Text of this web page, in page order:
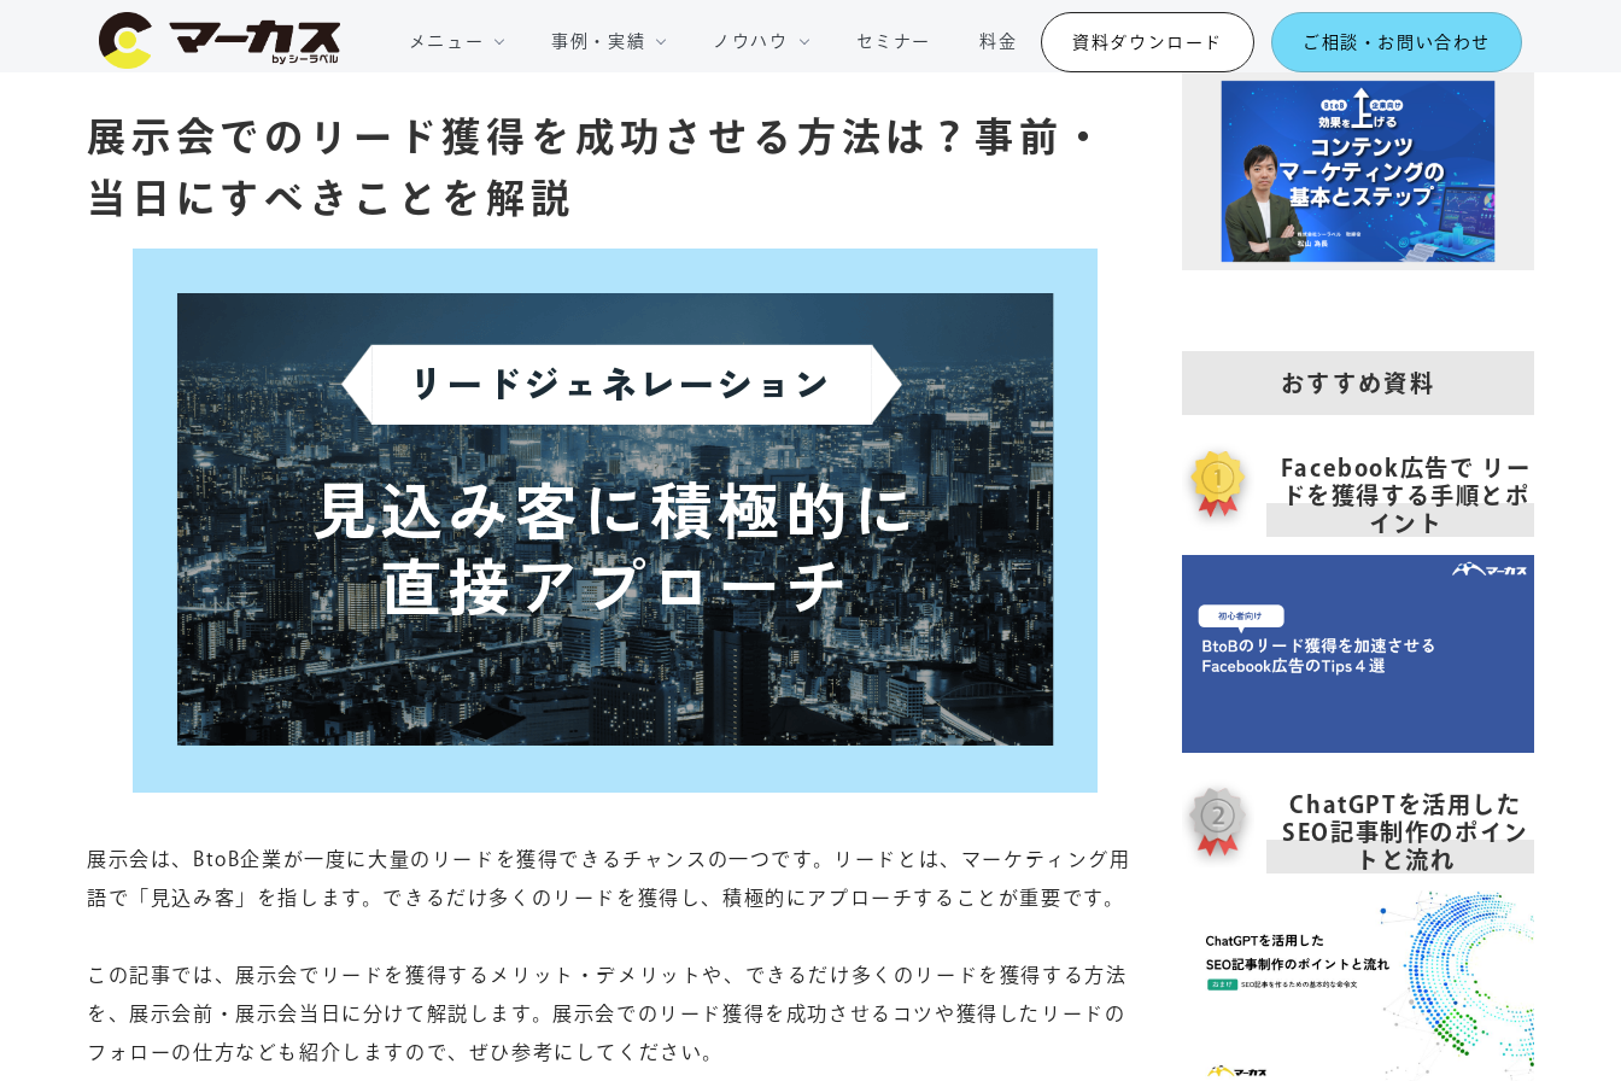
メニュー 事例・実績 ノウハウ セミナー 料金 資料ダウンロード ご相談・お問い合わせ
展示会でのリード獲得を成功させる方法は？事前・
当日にすべきことを解説
展示会は、BtoB企業が一度に大量のリードを獲得できるチャンスの一つです。リードとは、マーケティング用
語で「見込み客」を指します。できるだけ多くのリードを獲得し、積極的にアプローチすることが重要です。
この記事では、展示会でリードを獲得するメリット・デメリットや、できるだけ多くのリードを獲得する方法
を、展示会前・展示会当日に分けて解説します。展示会でのリード獲得を成功させるコツや獲得したリードの
フォローの仕方なども紹介しますので、ぜひ参考にしてください。
おすすめ資料
Facebook広告で リー
ドを獲得する手順とポ
イント
ChatGPTを活用した
SEO記事制作のポイン
トと流れ